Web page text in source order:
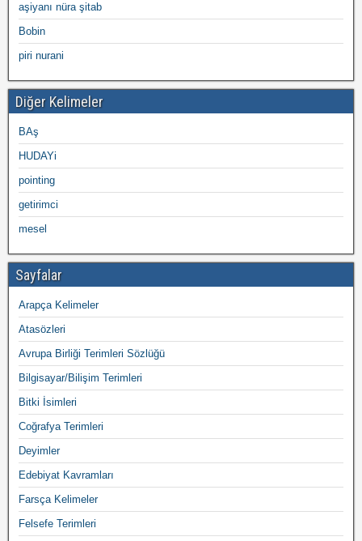
aşiyanı nüra şitab
Bobin
piri nurani
Diğer Kelimeler
BAş
HUDAYi
pointing
getirimci
mesel
Sayfalar
Arapça Kelimeler
Atasözleri
Avrupa Birliği Terimleri Sözlüğü
Bilgisayar/Bilişim Terimleri
Bitki İsimleri
Coğrafya Terimleri
Deyimler
Edebiyat Kavramları
Farsça Kelimeler
Felsefe Terimleri